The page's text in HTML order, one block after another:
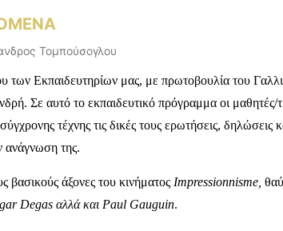
Τομπούσογλου
των Εκπαιδευτηρίων μας, με πρωτοβουλία του
Σε αυτό το εκπαιδευτικό πρόγραμμα οι μαθητές/
τέχνης τις δικές τους ερωτήσεις, δηλώσεις
ανάγνωση της.
βασικούς άξονες του κινήματος Impressionnisme,
Degas αλλά και Paul Gauguin.